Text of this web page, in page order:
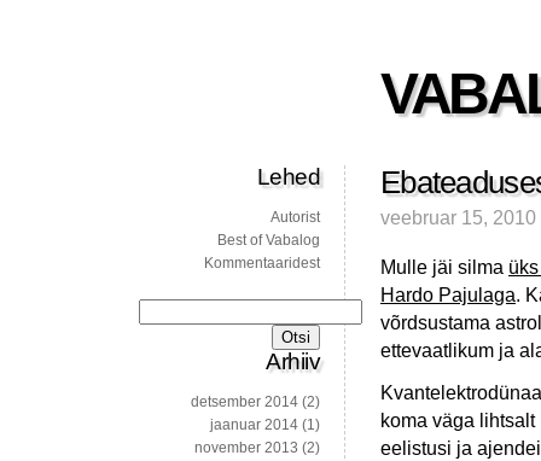
veebruar 15, 2010
Mulle jäi silma
Hardo Pajulaga.
võrdsustama
ettevaatlikum ja
koma väga
eelistusi ja
Lehed
Autorist
Best of Vabalog
Kommentaaridest
Arhiiv
detsember 2014 (2)
jaanuar 2014 (1)
november 2013 (2)